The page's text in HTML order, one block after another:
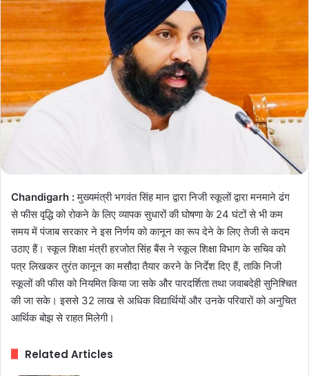
Chandigarh :मुख्यमंत्री भगवंत सिंह मान द्वारा निजी स्कूलों द्वारा मनमाने ढंग
से फीस वृद्धि को रोकने के लिए व्यापक सुधारों की घोषणा के 24 घंटों से भी कम
समय में पंजाब सरकार ने इस निर्णय को कानून का रूप देने के लिए तेजी से कदम
उठाए हैं। स्कूल शिक्षा मंत्री हरजोत सिंह बैंस ने स्कूल शिक्षा विभाग के सचिव को
पत्र लिखकर तुरंत कानून का मसौदा तैयार करने के निर्देश दिए हैं, ताकि निजी
स्कूलों की फीस को नियमित किया जा सके और पारदर्शिता तथा जवाबदेही सुनिश्चित
की जा सके। इससे 32 लाख से अधिक विद्यार्थियों और उनके परिवारों को अनुचित
आर्थिक बोझ से राहत मिलेगी।
Related Articles